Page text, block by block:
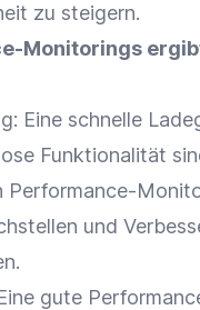
zu steigern.
Monitorings
Eine schnelle
Funktionalität
Performance-
und
gute